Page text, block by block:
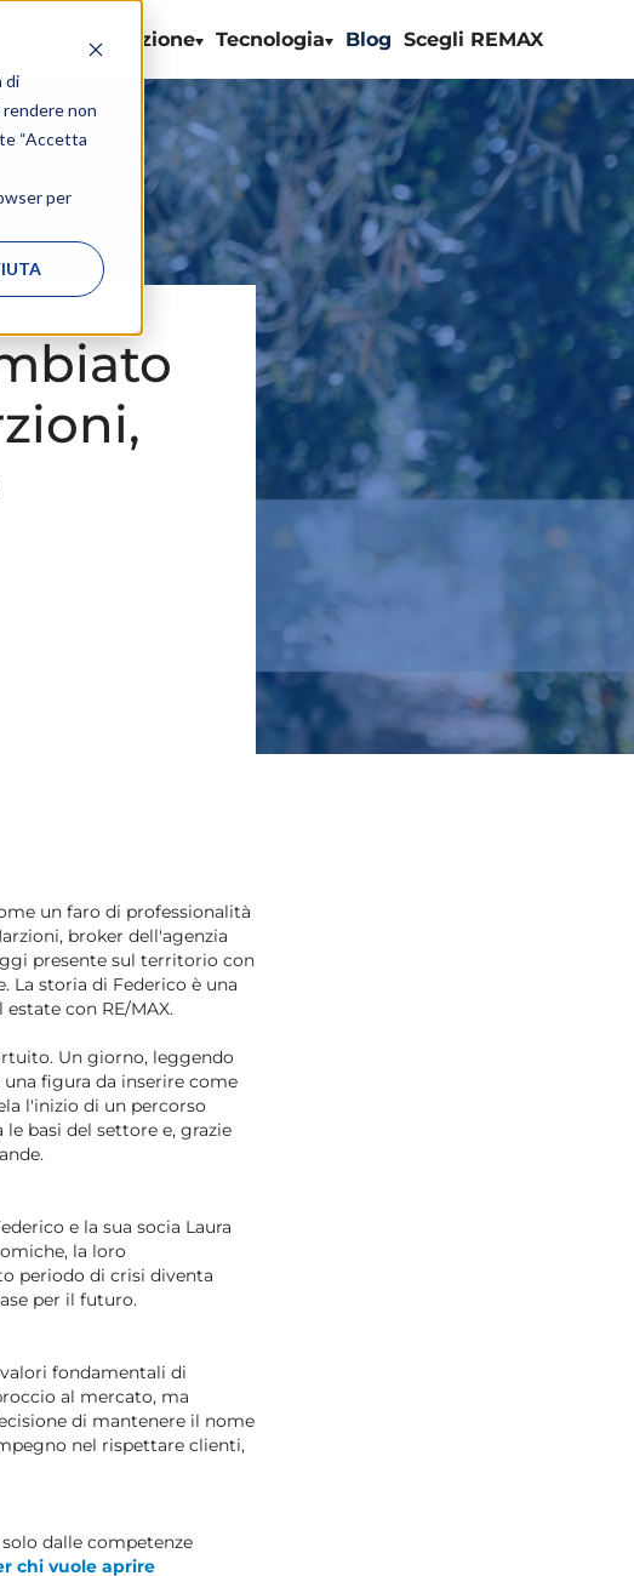
di
non
“Accetta
per
Formazione Tecnologia Blog Scegli REMAX
un faro di professionalità
broker dell'agenzia
presente sul territorio con
La storia di Federico è una
con RE/MAX.
Un giorno, leggendo
figura da inserire come
l'inizio di un percorso
basi del settore e, grazie
e la sua socia Laura
la loro
periodo di crisi diventa
per il futuro.
fondamentali di
al mercato, ma
di mantenere il nome
nel rispettare clienti,
dalle competenze
chi vuole aprire